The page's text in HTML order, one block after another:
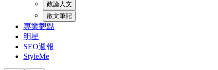
政論人文
散文筆記
專業觀點
明星
SEO週報
StyleMe